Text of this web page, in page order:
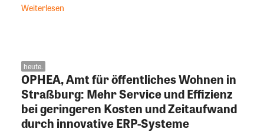
Weiterlesen
heute.
OPHEA, Amt für öffentliches Wohnen in
Straßburg: Mehr Service und Effizienz
bei geringeren Kosten und Zeitaufwand
durch innovative ERP-Systeme